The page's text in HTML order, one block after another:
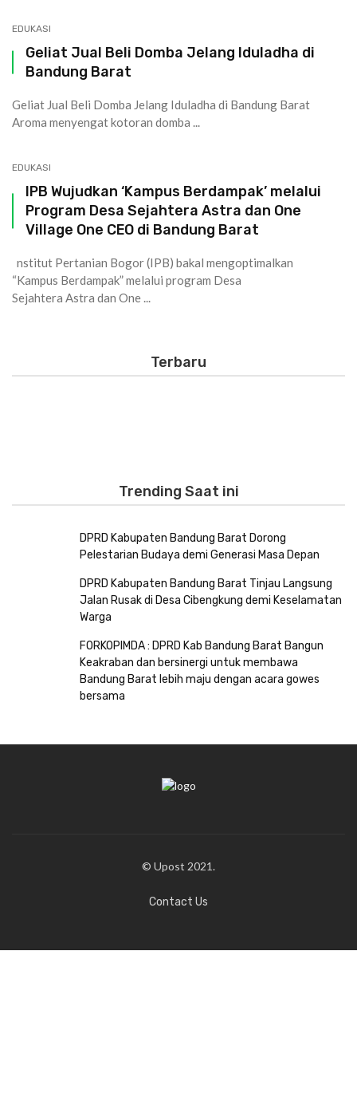
EDUKASI
Geliat Jual Beli Domba Jelang Iduladha di
Bandung Barat
Geliat Jual Beli Domba Jelang Iduladha di Bandung Barat
Aroma menyengat kotoran domba ...
EDUKASI
IPB Wujudkan ‘Kampus Berdampak’ melalui
Program Desa Sejahtera Astra dan One
Village One CEO di Bandung Barat
nstitut Pertanian Bogor (IPB) bakal mengoptimalkan
“Kampus Berdampak” melalui program Desa
Sejahtera Astra dan One ...
Terbaru
Trending Saat ini
DPRD Kabupaten Bandung Barat Dorong
Pelestarian Budaya demi Generasi Masa Depan
DPRD Kabupaten Bandung Barat Tinjau Langsung
Jalan Rusak di Desa Cibengkung demi Keselamatan
Warga
FORKOPIMDA : DPRD Kab Bandung Barat Bangun
Keakraban dan bersinergi untuk membawa
Bandung Barat lebih maju dengan acara gowes
bersama
© Upost 2021.
Contact Us